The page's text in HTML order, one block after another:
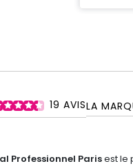
19 AVISLA
Professionnel Parisest le